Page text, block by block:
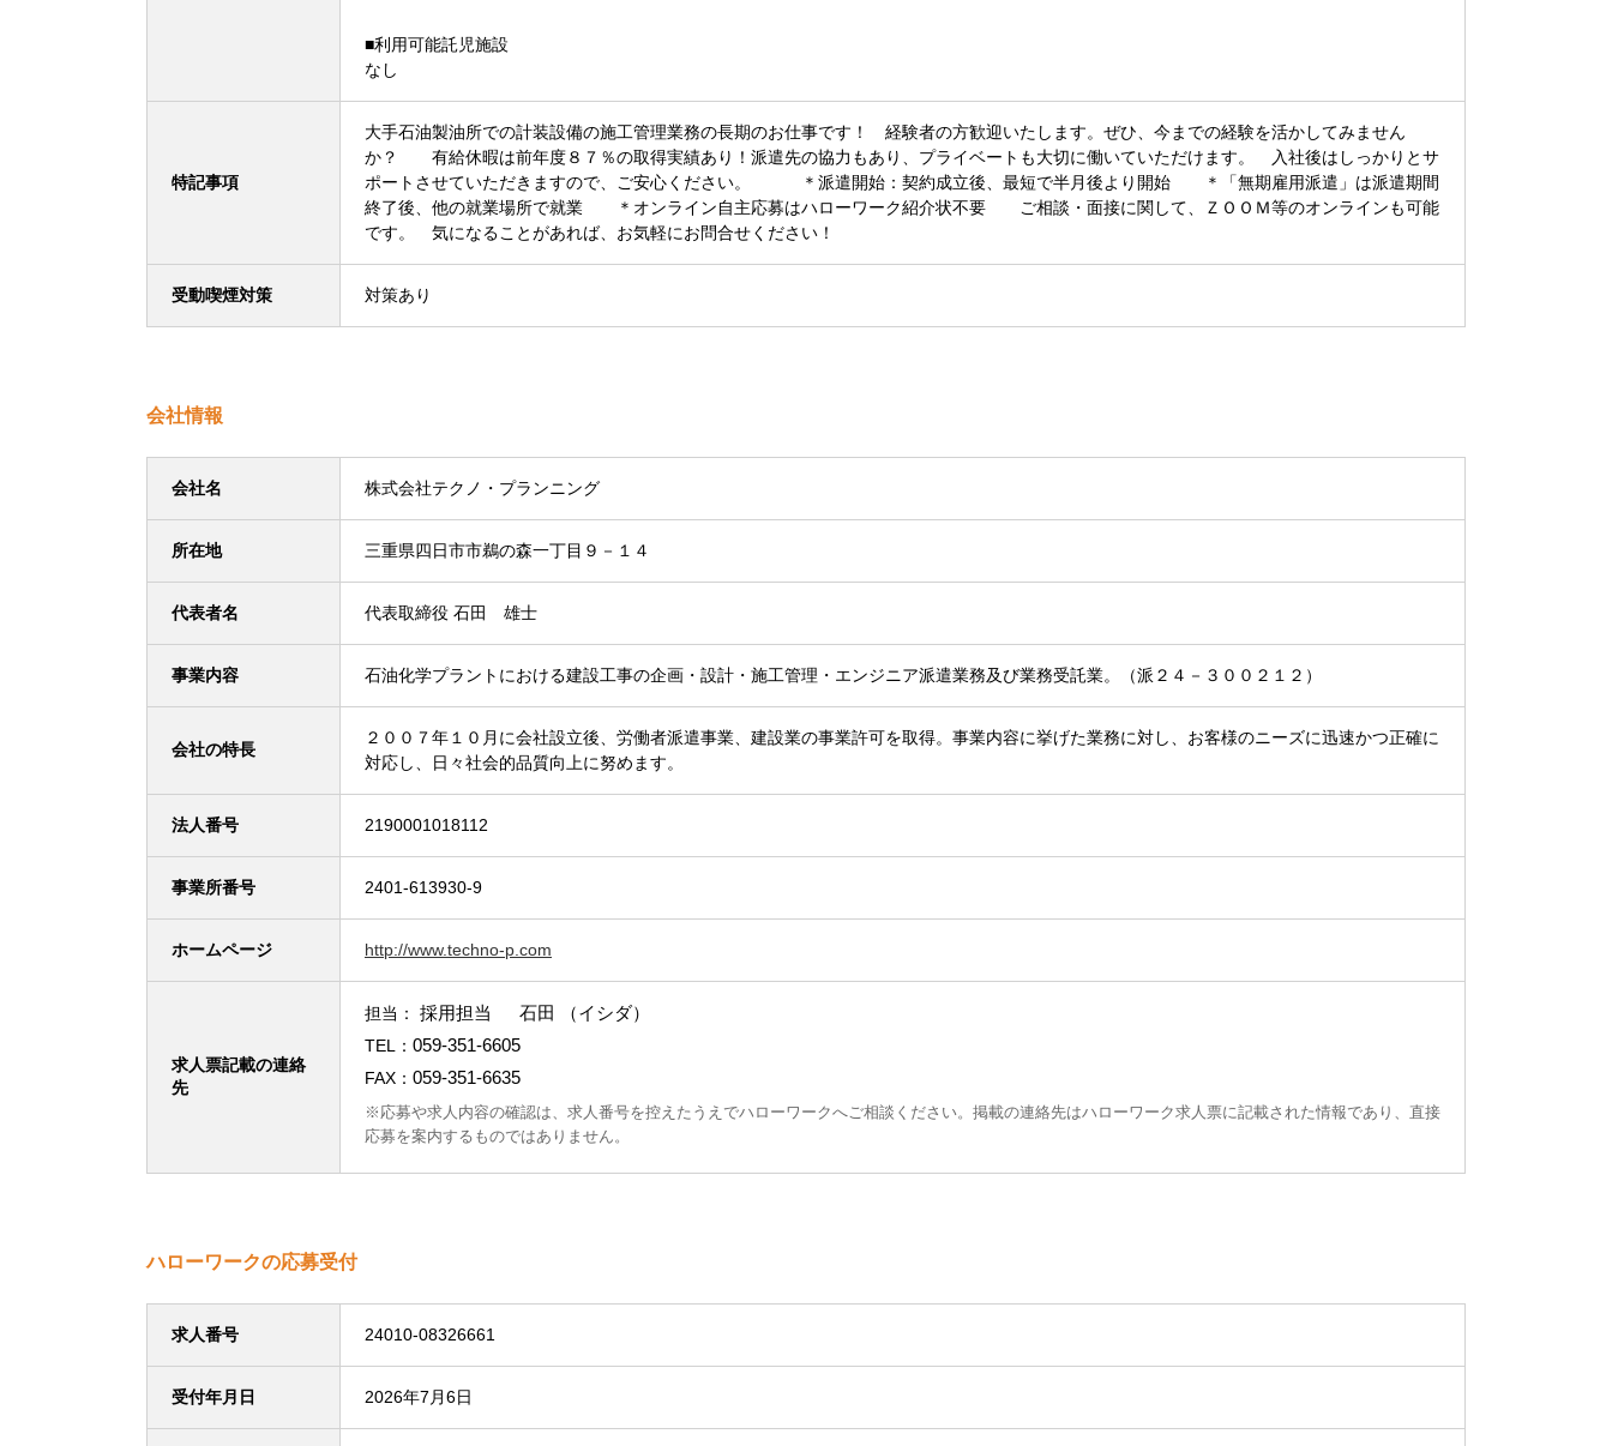
■利用可能託児施設
なし
特記事項
大手石油製油所での計装設備の施工管理業務の長期のお仕事です！ 経験者の方歓迎いたします。ぜひ、今までの経験を活かしてみません
か？ 有給休暇は前年度８７％の取得実績あり！派遣先の協力もあり、プライベートも大切に働いていただけます。 入社後はしっかりとサ
ポートさせていただきますので、ご安心ください。 ＊派遣開始：契約成立後、最短で半月後より開始 ＊「無期雇用派遣」は派遣期間
終了後、他の就業場所で就業 ＊オンライン自主応募はハローワーク紹介状不要 ご相談・面接に関して、ＺＯＯＭ等のオンラインも可能
です。 気になることがあれば、お気軽にお問合せください！
受動喫煙対策 対策あり
会社情報
会社名 株式会社テクノ・プランニング
所在地 三重県四日市市鵜の森一丁目９－１４
代表者名 代表取締役 石田 雄士
事業内容 石油化学プラントにおける建設工事の企画・設計・施工管理・エンジニア派遣業務及び業務受託業。（派２４－３００２１２）
会社の特長
２００７年１０月に会社設立後、労働者派遣事業、建設業の事業許可を取得。事業内容に挙げた業務に対し、お客様のニーズに迅速かつ正確に
対応し、日々社会的品質向上に努めます。
法人番号 2190001018112
事業所番号 2401-613930-9
ホームページ http://www.techno-p.com
求人票記載の連絡
先
担当： 採用担当 石田 （イシダ）
TEL： 059-351-6605
FAX： 059-351-6635
※応募や求人内容の確認は、求人番号を控えたうえでハローワークへご相談ください。掲載の連絡先はハローワーク求人票に記載された情報であり、直接
応募を案内するものではありません。
ハローワークの応募受付
求人番号 24010-08326661
受付年月日 2026年7月6日